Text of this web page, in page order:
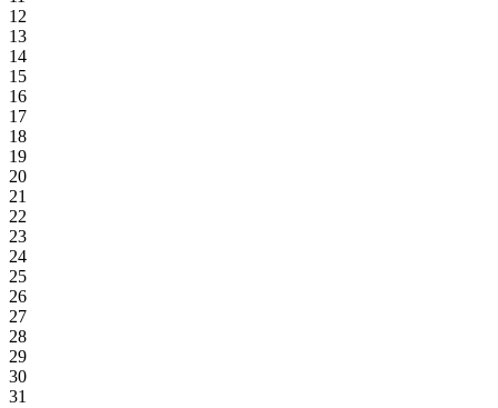
12
13
14
15
16
17
18
19
20
21
22
23
24
25
26
27
28
29
30
31